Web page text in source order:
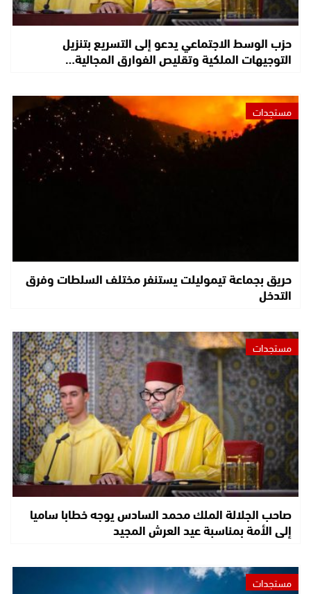
حزب الوسط الاجتماعي يدعو إلى التسريع بتنزيل
التوجيهات الملكية وتقليص الفوارق المجالية…
مستجدات
حريق بجماعة تيموليلت يستنفر مختلف السلطات وفرق
التدخل
مستجدات
صاحب الجلالة الملك محمد السادس يوجه خطابا ساميا
إلى الأمة بمناسبة عيد العرش المجيد
مستجدات